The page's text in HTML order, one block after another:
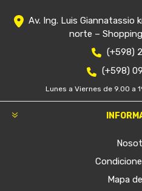
Av. Ing. Luis Giannatassio
norte –
(+598)
(+598)
Lunes a Viernes de 9.00 a
Mapa